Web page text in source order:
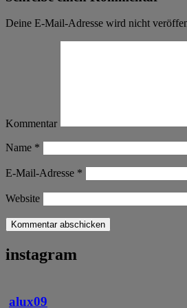
Deine E-Mail-Adresse wird nicht
Kommentar
Name *
E-Mail-Adresse *
Website
instagram
alux09